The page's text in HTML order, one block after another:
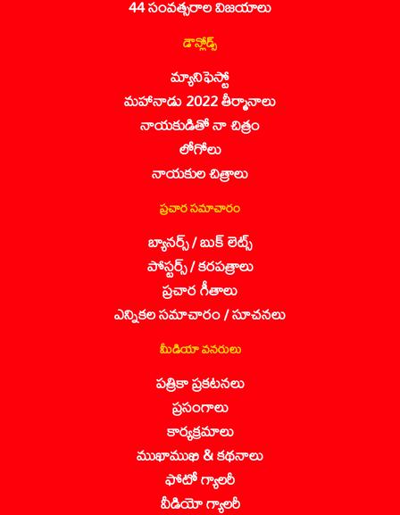
44 సంవత్సరాల విజయాలు
డౌన్లోడ్స్
మ్యానిఫెస్టో
మహానాడు 2022 తీర్మానాలు
నాయకుడితో నా చిత్రం
లోగోలు
నాయకుల చిత్రాలు
ప్రచార సమాచారం
బ్యానర్స్ / బుక్ లెట్స్
పోస్టర్స్ / కరపత్రాలు
ప్రచార గీతాలు
ఎన్నికల సమాచారం / సూచనలు
మీడియా వనరులు
పత్రికా ప్రకటనలు
ప్రసంగాలు
కార్యక్రమాలు
ముఖాముఖి & కథనాలు
ఫోటో గ్యాలరీ
వీడియో గ్యాలరీ